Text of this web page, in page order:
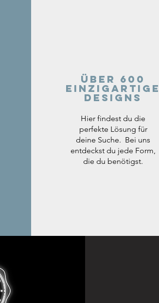
Über 600
einzigartige
Designs
Hier findest du die
perfekte Lösung für
deine Suche. Bei uns
entdeckst du jede Form,
die du benötigst.